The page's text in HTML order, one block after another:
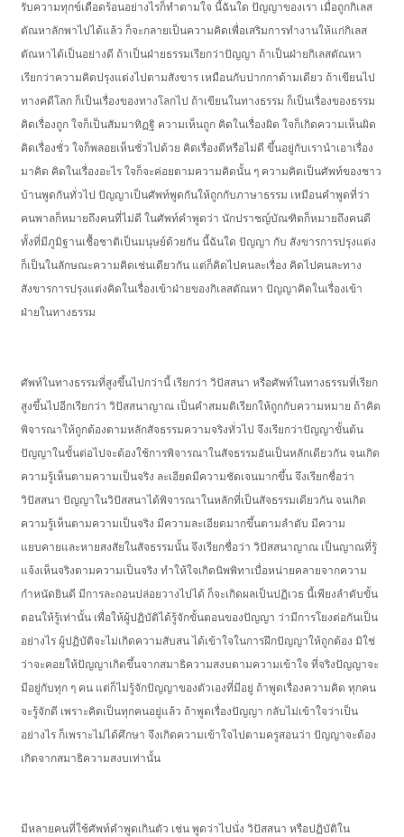
รับความทุกข์เดือดร้อนอย่างไรก็ทำตามใจ นี้ฉันใด ปัญญาของเรา เมื่อถูกกิเลส
ตัณหาลักพาไปได้แล้ว ก็จะกลายเป็นความคิดเพื่อเสริมการทำงานให้แก่กิเลส
ตัณหาได้เป็นอย่างดี ถ้าเป็นฝ่ายธรรมเรียกว่าปัญญา ถ้าเป็นฝ่ายกิเลสตัณหา
เรียกว่าความคิดปรุงแต่งไปตามสังขาร เหมือนกับปากกาด้ามเดียว ถ้าเขียนไป
ทางคดีโลก ก็เป็นเรื่องของทางโลกไป ถ้าเขียนในทางธรรม ก็เป็นเรื่องของธรรม
คิดเรื่องถูก ใจก็เป็นสัมมาทิฏฐิ ความเห็นถูก คิดในเรื่องผิด ใจก็เกิดความเห็นผิด
คิดเรื่องชั่ว ใจก็พลอยเห็นชั่วไปด้วย คิดเรื่องดีหรือไม่ดี ขึ้นอยู่กับเรานำเอาเรื่อง
มาคิด คิดในเรื่องอะไร ใจก็จะค่อยตามความคิดนั้น ๆ ความคิดเป็นศัพท์ของชาว
บ้านพูดกันทั่วไป ปัญญาเป็นศัพท์พูดกันให้ถูกกับภาษาธรรม เหมือนคำพูดที่ว่า
คนพาลก็หมายถึงคนที่ไม่ดี ในศัพท์คำพูดว่า นักปราชญ์บัณฑิตก็หมายถึงคนดี
ทั้งที่มีภูมิฐานเชื้อชาติเป็นมนุษย์ด้วยกัน นี้ฉันใด ปัญญา กับ สังขารการปรุงแต่ง
ก็เป็นในลักษณะความคิดเช่นเดียวกัน แต่ก็คิดไปคนละเรื่อง คิดไปคนละทาง
สังขารการปรุงแต่งคิดในเรื่องเข้าฝ่ายของกิเลสตัณหา ปัญญาคิดในเรื่องเข้า
ฝ่ายในทางธรรม
ศัพท์ในทางธรรมที่สูงขึ้นไปกว่านี้ เรียกว่า วิปัสสนา หรือศัพท์ในทางธรรมที่เรียก
สูงขึ้นไปอีกเรียกว่า วิปัสสนาญาณ เป็นคำสมมติเรียกให้ถูกกับความหมาย ถ้าคิด
พิจารณาให้ถูกต้องตามหลักสัจธรรมความจริงทั่วไป จึงเรียกว่าปัญญาขั้นต้น
ปัญญาในขั้นต่อไปจะต้องใช้การพิจารณาในสัจธรรมอันเป็นหลักเดียวกัน จนเกิด
ความรู้เห็นตามความเป็นจริง ละเอียดมีความชัดเจนมากขึ้น จึงเรียกชื่อว่า
วิปัสสนา ปัญญาในวิปัสสนาได้พิจารณาในหลักที่เป็นสัจธรรมเดียวกัน จนเกิด
ความรู้เห็นตามความเป็นจริง มีความละเอียดมากขึ้นตามลำดับ มีความ
แยบคายและหายสงสัยในสัจธรรมนั้น จึงเรียกชื่อว่า วิปัสสนาญาณ เป็นญาณที่รู้
แจ้งเห็นจริงตามความเป็นจริง ทำให้ใจเกิดนิพพิทาเบื่อหน่ายคลายจากความ
กำหนัดยินดี มีการละถอนปล่อยวางไปได้ ก็จะเกิดผลเป็นปฏิเวธ นี้เพียงลำดับขั้น
ตอนให้รู้เท่านั้น เพื่อให้ผู้ปฏิบัติได้รู้จักขั้นตอนของปัญญา ว่ามีการโยงต่อกันเป็น
อย่างไร ผู้ปฏิบัติจะไม่เกิดความสับสน ได้เข้าใจในการฝึกปัญญาให้ถูกต้อง มิใช่
ว่าจะคอยให้ปัญญาเกิดขึ้นจากสมาธิความสงบตามความเข้าใจ ที่จริงปัญญาจะ
มีอยู่กับทุก ๆ คน แต่ก็ไม่รู้จักปัญญาของตัวเองที่มีอยู่ ถ้าพูดเรื่องความคิด ทุกคน
จะรู้จักดี เพราะคิดเป็นทุกคนอยู่แล้ว ถ้าพูดเรื่องปัญญา กลับไม่เข้าใจว่าเป็น
อย่างไร ก็เพราะไม่ได้ศึกษา จึงเกิดความเข้าใจไปตามครูสอนว่า ปัญญาจะต้อง
เกิดจากสมาธิความสงบเท่านั้น
มีหลายคนที่ใช้ศัพท์คำพูดเกินตัว เช่น พูดว่าไปนั่ง วิปัสสนา หรือปฏิบัติใน